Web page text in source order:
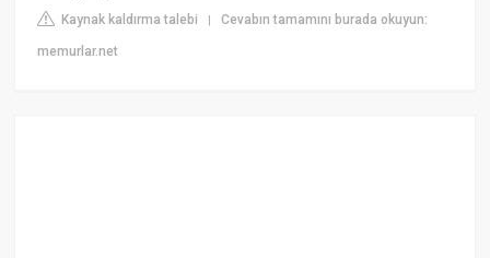
Kaynak kaldırma talebi |Cevabın tamamını burada okuyun:
memurlar.net